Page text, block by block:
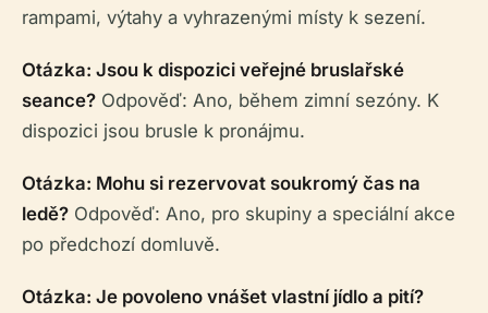
rampami, výtahy a vyhrazenými místy k sezení.
Otázka: Jsou k dispozici veřejné bruslařské
seance? Odpověď: Ano, během zimní sezóny. K
dispozici jsou brusle k pronájmu.
Otázka: Mohu si rezervovat soukromý čas na
ledě? Odpověď: Ano, pro skupiny a speciální akce
po předchozí domluvě.
Otázka: Je povoleno vnášet vlastní jídlo a pití?